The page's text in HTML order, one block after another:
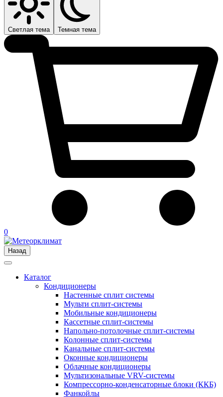
Светлая тема Темная тема
0
Назад
Каталог
Кондиционеры
Настенные сплит системы
Мульти сплит-системы
Мобильные кондиционеры
Кассетные сплит-системы
Напольно-потолочные сплит-системы
Колонные сплит-системы
Канальные сплит-системы
Оконные кондиционеры
Облачные кондиционеры
Мультизональные VRV-системы
Компрессорно-конденсаторные блоки (ККБ)
Фанкойлы